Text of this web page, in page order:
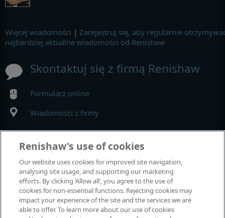
Więcej wiadomości | Zarejestruj się, aby regularnie
najbardziej aktualne wiadomości od Renishaw
Skontaktuj się z firmą Renishaw
Formularz online
Wiadomości z firmy
MyRenishaw
Sklep internetowy
Wystawy i konferencje
Renishaw's use of cookies
Our website uses cookies for improved site navigation,
analysing site usage, and supporting our marketing
efforts. By clicking ‘Allow all’, you agree to the use of
cookies for non-essential functions. Rejecting cookies may
impact your experience of the site and the services we are
able to offer. To learn more about our use of cookies